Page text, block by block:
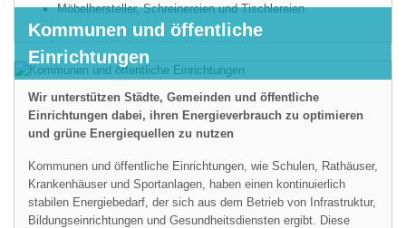
Möbelhersteller, Schreinereien und Tischlereien
Kommunen und öffentliche
Einrichtungen
Wir unterstützen Städte, Gemeinden und öffentliche
Einrichtungen dabei, ihren Energieverbrauch zu optimieren
und grüne Energiequellen zu nutzen
Kommunen und öffentliche Einrichtungen, wie Schulen, Rathäuser,
Krankenhäuser und Sportanlagen, haben einen kontinuierlich
stabilen Energiebedarf, der sich aus dem Betrieb von Infrastruktur,
Bildungseinrichtungen und Gesundheitsdiensten ergibt. Diese